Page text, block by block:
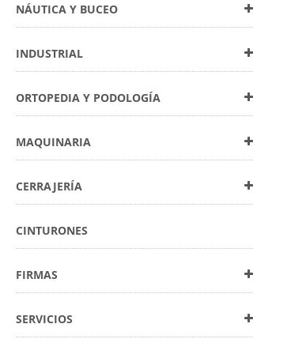
NÁUTICA Y BUCEO
INDUSTRIAL
ORTOPEDIA Y PODOLOGÍA
MAQUINARIA
CERRAJERÍA
CINTURONES
FIRMAS
SERVICIOS